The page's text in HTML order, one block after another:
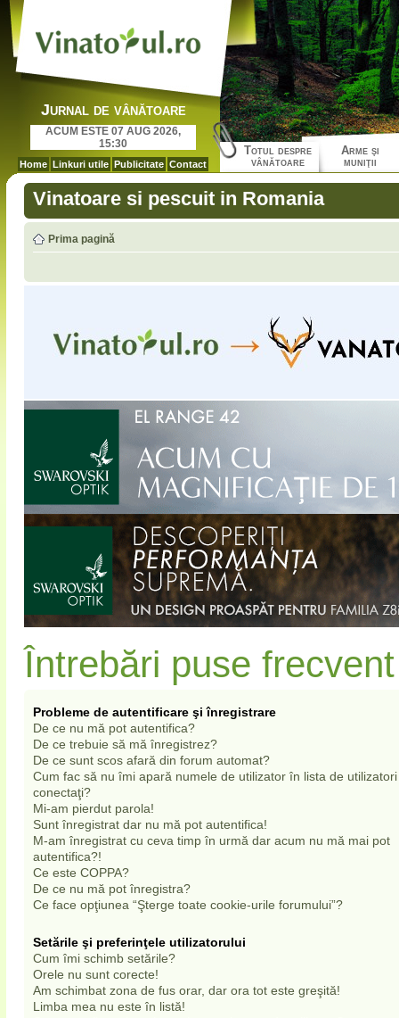
Jurnal de vânătoare
ACUM ESTE 07 AUG 2026,
15:30
Home Linkuri utile Publicitate Contact
Totul despre
vânătoare
Arme şi
muniţii
Vinatoare si pescuit in Romania
Prima pagină
Întrebări puse frecvent
Probleme de autentificare şi înregistrare
De ce nu mă pot autentifica?
De ce trebuie să mă înregistrez?
De ce sunt scos afară din forum automat?
Cum fac să nu îmi apară numele de utilizator în lista de utilizatori
conectaţi?
Mi-am pierdut parola!
Sunt înregistrat dar nu mă pot autentifica!
M-am înregistrat cu ceva timp în urmă dar acum nu mă mai pot
autentifica?!
Ce este COPPA?
De ce nu mă pot înregistra?
Ce face opţiunea “Şterge toate cookie-urile forumului”?
Setările şi preferinţele utilizatorului
Cum îmi schimb setările?
Orele nu sunt corecte!
Am schimbat zona de fus orar, dar ora tot este greşită!
Limba mea nu este în listă!